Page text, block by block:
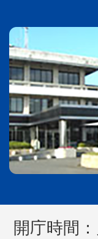
開庁時間：